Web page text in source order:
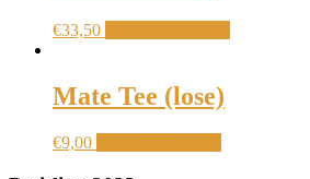
€33,50
Mate Tee (lose)
€9,00